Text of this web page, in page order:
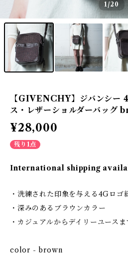
1/20
【GIVENCHY】ジバンシー
ス・レザーショルダーバッグ
¥28,000
残り1点
International shipping
・洗練された印象を与える4Gロゴ
・深みのあるブラウンカラー
・カジュアルからデイリーユース
color - brown